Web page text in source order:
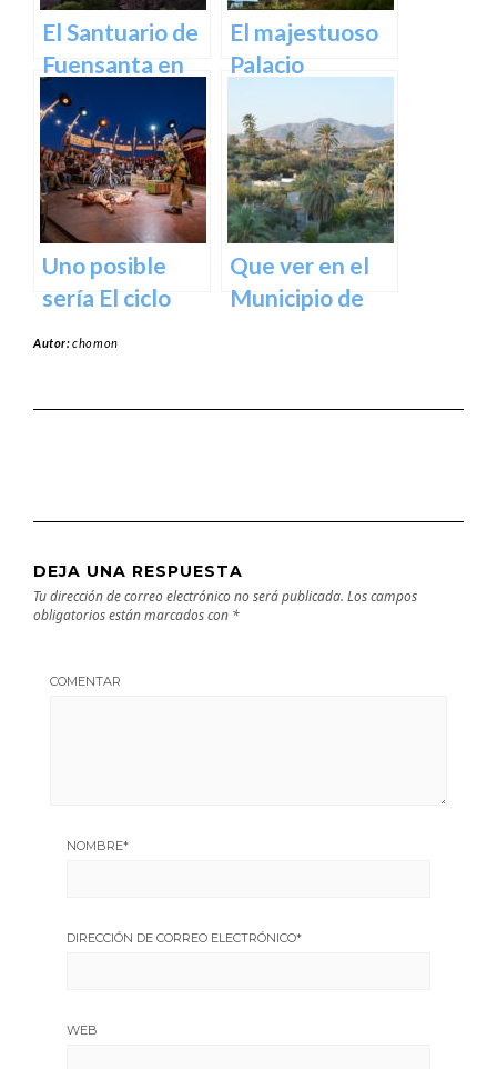
El Santuario de
Fuensanta en
Murcia: Un
Lugar de
Devoción y
Belleza Natural
El majestuoso
Palacio
joya
arquitectónica
en el corazón
de la ciudad
Uno posible
sería El ciclo
Que ver en el
Municipio de
Autor:chomon
DEJA UNA RESPUESTA
Tu dirección de correo electrónico no será publicada. Los campos
obligatorios están marcados con *
COMENTAR
NOMBRE*
DIRECCIÓN DE CORREO ELECTRÓNICO*
WEB